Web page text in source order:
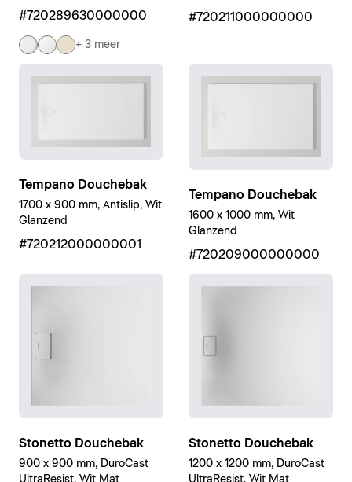
#720289630000000
+ 3 meer
#720211000000000
Tempano Douchebak
1700 x 900 mm, Antislip, Wit
Glanzend
#720212000000001
Tempano Douchebak
1600 x 1000 mm, Wit
Glanzend
#720209000000000
Stonetto Douchebak
900 x 900 mm, DuroCast
UltraResist, Wit Mat
Stonetto Douchebak
1200 x 1200 mm, DuroCast
UltraResist, Wit Mat